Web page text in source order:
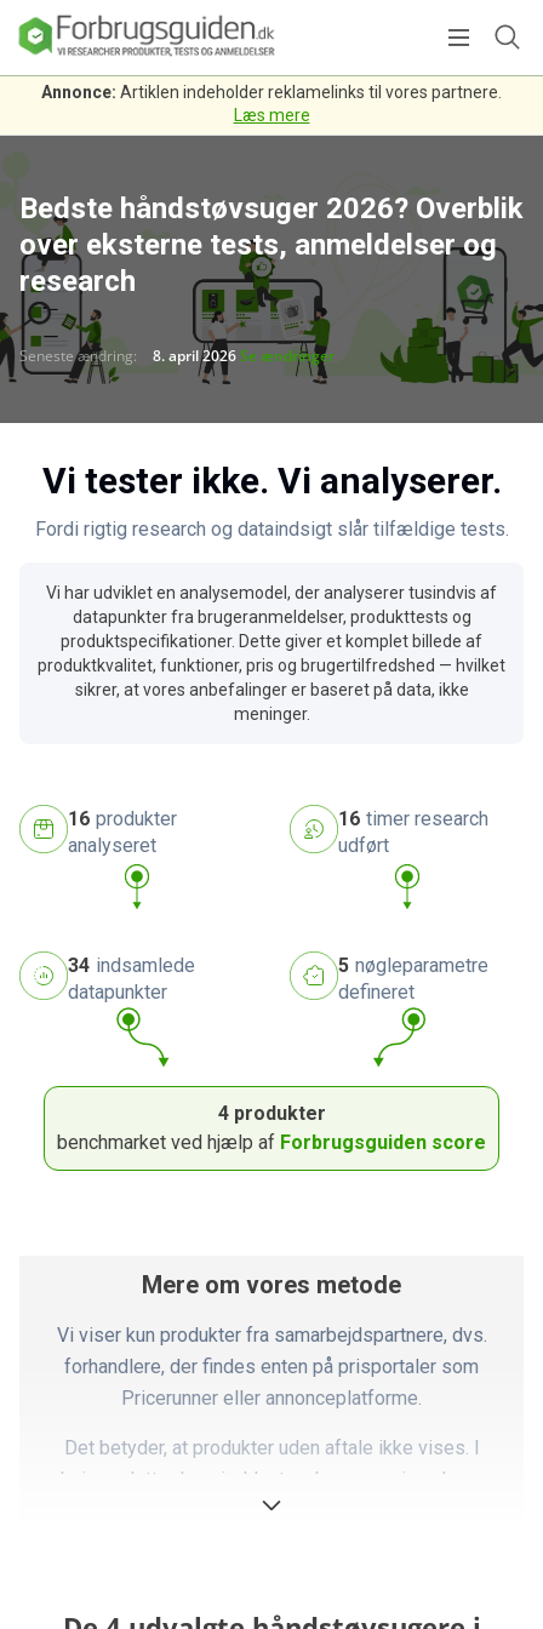
Annonce: Artiklen indeholder reklamelinks til vores partnere.
Læs mere
Bedste håndstøvsuger 2026? Overblik
over eksterne tests, anmeldelser og
research
Seneste ændring: 8. april 2026Se ændringer
Vi tester ikke. Vi analyserer.
Fordi rigtig research og dataindsigt slår tilfældige tests.
Vi har udviklet en analysemodel, der analyserer tusindvis af
datapunkter fra brugeranmeldelser, produkttests og
produktspecifikationer. Dette giver et komplet billede af
produktkvalitet, funktioner, pris og brugertilfredshed — hvilket
sikrer, at vores anbefalinger er baseret på data, ikke
meninger.
16 produkter
analyseret
16 timer research
udført
34 indsamlede
datapunkter
5 nøgleparametre
defineret
4 produkter
benchmarket ved hjælp af Forbrugsguiden score
Mere om vores metode
Vi viser kun produkter fra samarbejdspartnere, dvs.
forhandlere, der findes enten på prisportaler som
Pricerunner eller annonceplatforme.
Det betyder, at produkter uden aftale ikke vises. I
praksis er dette dog sjældent en begrænsning, da vores
partnere dækker langt størstedelen af markedet.
forhold til produktets pris. Dette giver en kvantitativ